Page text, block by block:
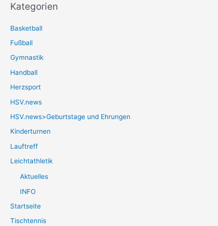
Kategorien
Basketball
Fußball
Gymnastik
Handball
Herzsport
HSV.news
HSV.news>Geburtstage und Ehrungen
Kinderturnen
Lauftreff
Leichtathletik
Aktuelles
INFO
Startseite
Tischtennis